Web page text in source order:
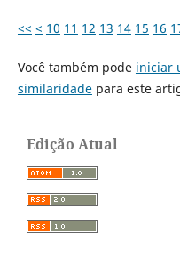
<< < 10 11 12 13 14 15 16
Você também pode iniciar
similaridadepara este
Edição Atual